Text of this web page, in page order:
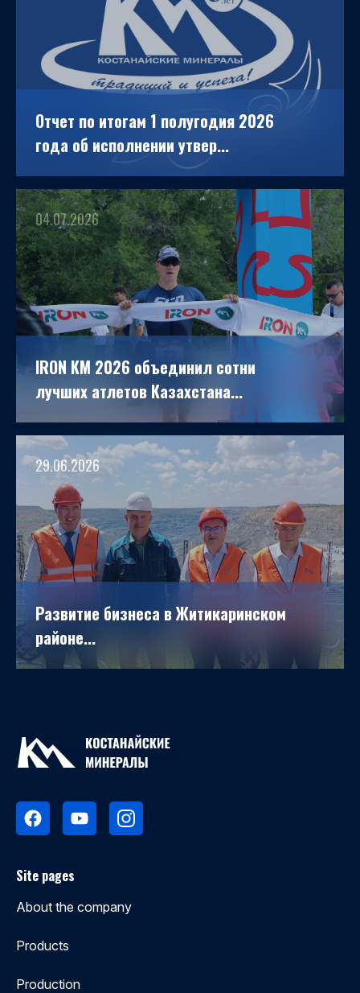
Отчет по итогам 1 полугодия 2026
года об исполнении утвер...
04.07.2026
IRON KM 2026 объединил сотни
лучших атлетов Казахстана...
29.06.2026
Развитие бизнеса в Житикаринском
районе...
Site pages
About the company
Products
Production